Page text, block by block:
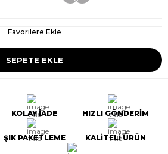
Favorilere Ekle
KOLAY İADE HIZLI GÖNDERİM
ŞIK PAKETLEME KALİTELİ ÜRÜN